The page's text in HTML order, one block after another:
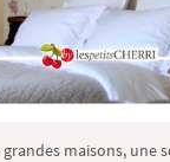
maisons, une